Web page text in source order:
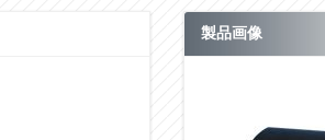
製品画像